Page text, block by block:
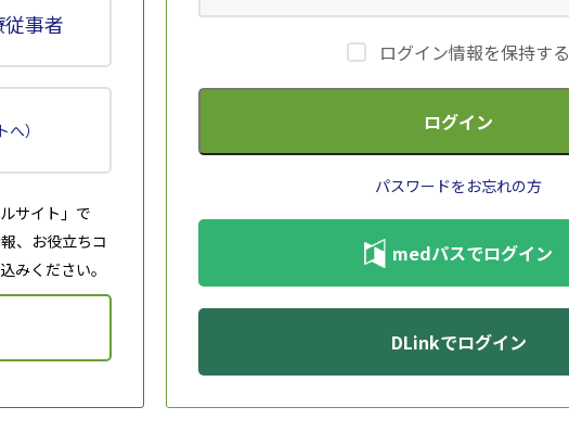
病院と6つのサテライトクリニックが１つの電子
析導入、病態の評価、日常の医学的管理まで、病院
には東葛クリニック病院に「移植外来」を開設
大学病院で速やかに腎移植を行う連携体制を構築
の院長とで行う個別のウエブ会議、７施設合同の
事者
）
サイト」で
、お役立ちコ
みください。
ログイン情報を保持する
パスワードをお忘れの方
medパスでログイン
DLinkでログイン